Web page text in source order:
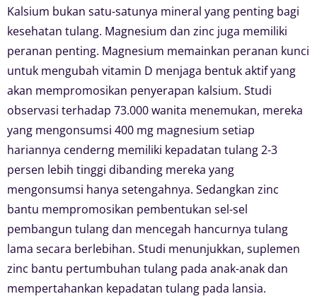
Kalsium bukan satu-satunya mineral yang penting bagi
kesehatan tulang. Magnesium dan zinc juga memiliki
peranan penting. Magnesium memainkan peranan kunci
untuk mengubah vitamin D menjaga bentuk aktif yang
akan mempromosikan penyerapan kalsium. Studi
observasi terhadap 73.000 wanita menemukan, mereka
yang mengonsumsi 400 mg magnesium setiap
hariannya cenderng memiliki kepadatan tulang 2-3
persen lebih tinggi dibanding mereka yang
mengonsumsi hanya setengahnya. Sedangkan zinc
bantu mempromosikan pembentukan sel-sel
pembangun tulang dan mencegah hancurnya tulang
lama secara berlebihan. Studi menunjukkan, suplemen
zinc bantu pertumbuhan tulang pada anak-anak dan
mempertahankan kepadatan tulang pada lansia.